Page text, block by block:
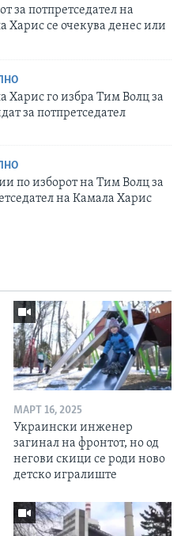
за потпретседател на
Харис се очекува денес или
Харис го избра Тим Волц за
за потпретседател
по изборот на Тим Волц за
на Камала Харис
МАРТ 16, 2025
Украински инженер
загинал на фронтот, но од
негови скици се роди ново
детско игралиште